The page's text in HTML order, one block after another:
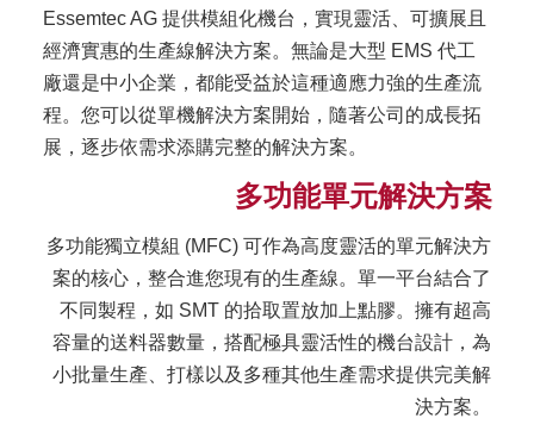
Essemtec AG 提供模組化機台，實現靈活、可擴展且
經濟實惠的生產線解決方案。無論是大型 EMS 代工
廠還是中小企業，都能受益於這種適應力強的生產流
程。您可以從單機解決方案開始，隨著公司的成長拓
展，逐步依需求添購完整的解決方案。
多功能單元解決方案
多功能獨立模組 (MFC) 可作為高度靈活的單元解決方
案的核心，整合進您現有的生產線。單一平台結合了
不同製程，如 SMT 的拾取置放加上點膠。擁有超高
容量的送料器數量，搭配極具靈活性的機台設計，為
小批量生產、打樣以及多種其他生產需求提供完美解
決方案。